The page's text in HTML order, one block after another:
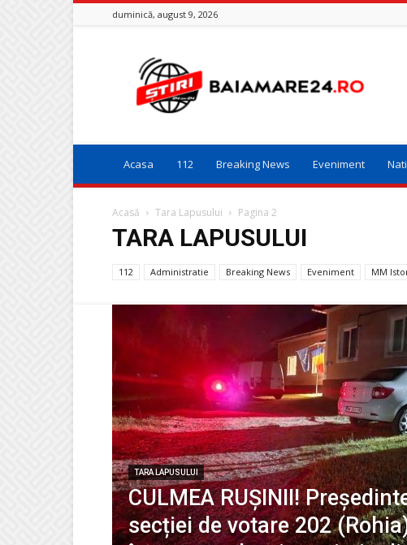
duminică, august 9, 2026
Baia
Mare
24
Acasa 112 Breaking News Eveniment
Acasă Tara Lapusului Pagina 2
TARA LAPUSULUI
112 Administratie Breaking News Eveniment MM
TARA LAPUSULUI
CULMEA RUȘINII!
secției de votare 202